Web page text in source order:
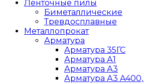
Ленточные пилы
Биметаллические
Тревдосплавные
Металлопрокат
Арматура
Арматура 35ГС
Арматура А1
Арматура А3
Арматура А3